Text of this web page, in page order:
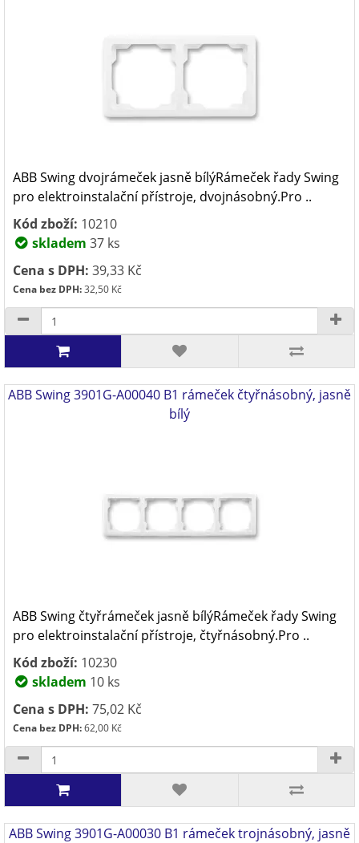
ABB Swing dvojrámeček jasně bílýRámeček řady Swing
pro elektroinstalační přístroje, dvojnásobný.Pro ..
Kód zboží: 10210
skladem 37 ks
Cena s DPH: 39,33 Kč
Cena bez DPH:32,50 Kč
ABB Swing 3901G-A00040 B1 rámeček čtyřnásobný, jasně
bílý
ABB Swing čtyřrámeček jasně bílýRámeček řady Swing
pro elektroinstalační přístroje, čtyřnásobný.Pro ..
Kód zboží: 10230
skladem 10 ks
Cena s DPH: 75,02 Kč
Cena bez DPH:62,00 Kč
ABB Swing 3901G-A00030 B1 rámeček trojnásobný, jasně